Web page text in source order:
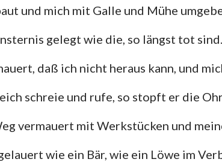
Sprüche
Hohelied
Jeremia
Hebräer
1. Petrus
1. Johannes
und mich mit Galle und Mühe
gelegt wie die, so längst tot sind.
daß ich nicht heraus kann, und
schreie und rufe, so stopft er die
vermauert mit Werkstücken und
wie ein Bär, wie ein Löwe im